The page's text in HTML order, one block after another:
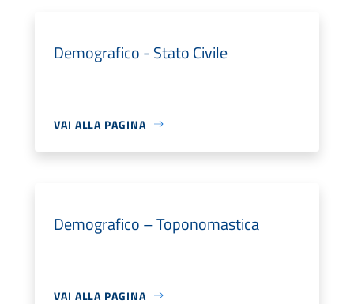
Demografico - Stato Civile
VAI ALLA PAGINA
Demografico – Toponomastica
VAI ALLA PAGINA